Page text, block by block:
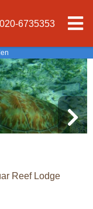
020-6735353
Reef Lodge